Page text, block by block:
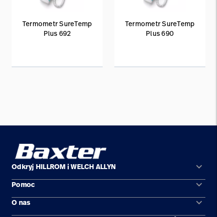
Termometr SureTemp
Plus 692
Termometr SureTemp
Plus 690
Odkryj HILLROM i WELCH ALLYN keyboard_arrow_down
Obszary zastosowań
Produkty
Pomoc keyboard_arrow_down
Kontakt
O nas keyboard_arrow_down